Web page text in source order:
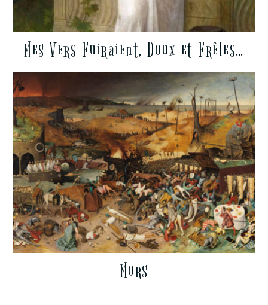
Mes Vers Fuiraient, Doux et Frêles…
Mors